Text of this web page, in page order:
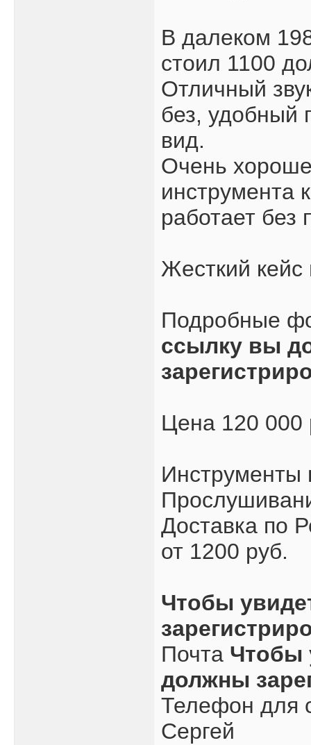
В далеком
стоил 1100
Отличный
без,
вид.
Очень
инструмента
работает без
Жесткий кейс
Подробные
ссылку вы
Цена 120 000
Инструменты
Доставка по
от 1200 руб.
Чтобы
Почта Чтобы
должны
Телефон для
Сергей